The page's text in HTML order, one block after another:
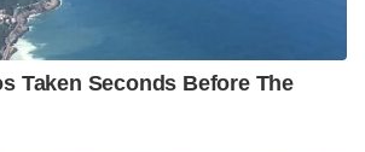
അവകാശ പെടുന്നത് .. ഇപ്പോൾ
400 വ്യോമവേധ മിസൈൽ
.സിറിയയിൽ അവർ
ഇതിന് ഉത്തര
മേഖല മുഴുവൻ നിയന്ത്രിക്കാൻ